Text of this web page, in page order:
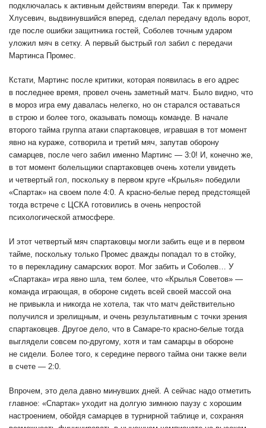
подключалась к активным действиям впереди. Так к примеру
Хлусевич, выдвинувшийся вперед, сделал передачу вдоль ворот,
где после ошибки защитника гостей, Соболев точным ударом
уложил мяч в сетку. А первый быстрый гол забил с передачи
Мартинса Промес.
Кстати, Мартинс после критики, которая появилась в его адрес
в последнее время, провел очень заметный матч. Было видно, что
в мороз игра ему давалась нелегко, но он старался оставаться
в строю и более того, оказывать помощь команде. В начале
второго тайма группа атаки спартаковцев, игравшая в тот момент
явно на кураже, сотворила и третий мяч, запутав оборону
самарцев, после чего забил именно Мартинс — 3:0! И, конечно же,
в тот момент болельщики спартаковцев очень хотели увидеть
и четвертый гол, поскольку в первом круге «Крылья» победили
«Спартак» на своем поле 4:0. А красно-белые перед предстоящей
тогда встрече с ЦСКА готовились в очень непростой
психологической атмосфере.
И этот четвертый мяч спартаковцы могли забить еще и в первом
тайме, поскольку только Промес дважды попадал то в стойку,
то в перекладину самарских ворот. Мог забить и Соболев… У
«Спартака» игра явно шла, тем более, что «Крылья Советов» —
команда играющая, в обороне сидеть всей своей массой она
не привыкла и никогда не хотела, так что матч действительно
получился и зрелищным, и очень результативным с точки зрения
спартаковцев. Другое дело, что в Самаре-то красно-белые тогда
выглядели совсем по-другому, хотя и там самарцы в обороне
не сидели. Более того, к середине первого тайма они также вели
в счете — 2:0.
Впрочем, это дела давно минувших дней. А сейчас надо отметить
главное: «Спартак» уходит на долгую зимнюю паузу с хорошим
настроением, обойдя самарцев в турнирной таблице и, сохраняя